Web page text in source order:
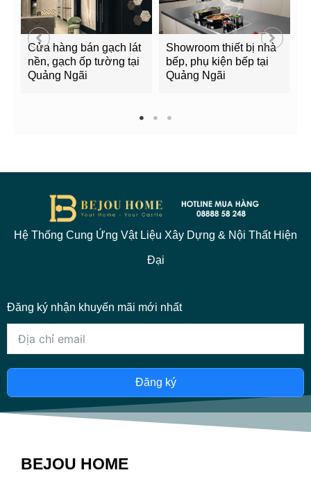
Cửa hàng bán gạch lát
nền, gạch ốp tường tại
Quảng Ngãi
Showroom thiết bị nhà
bếp, phụ kiện bếp tại
Quảng Ngãi
1 2 3
Hệ Thống Cung Ứng Vật Liệu Xây Dựng & Nội Thất Hiện
Đại
Đăng ký nhận khuyến mãi mới nhất
Đăng ký
BEJOU HOME